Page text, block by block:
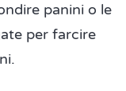
panini o le
per farcire